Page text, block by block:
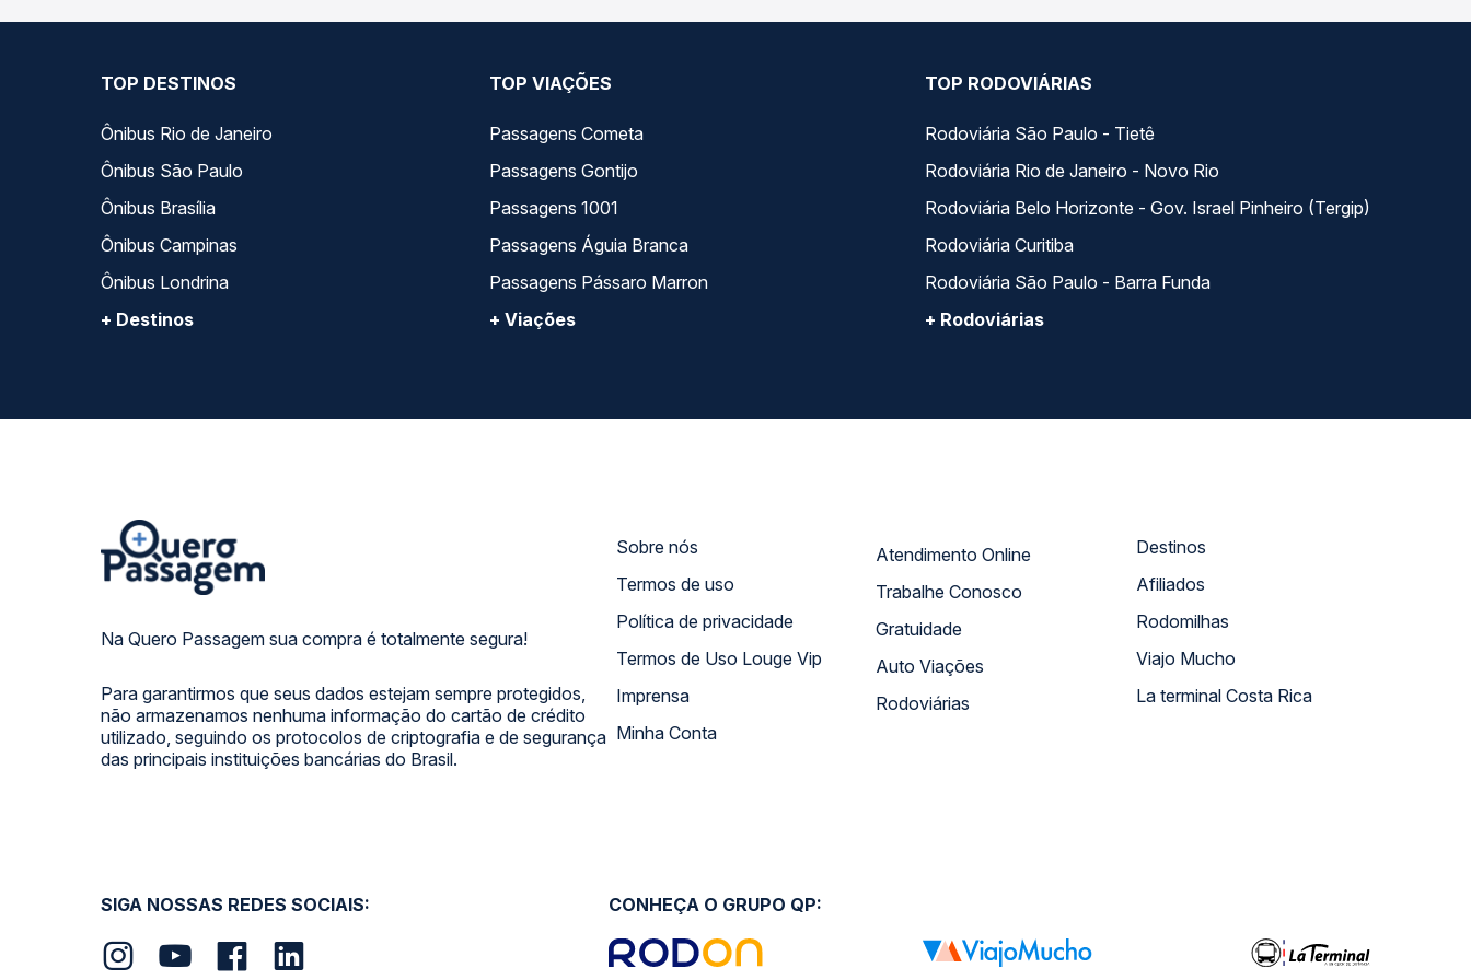
TOP DESTINOS
Ônibus Rio de Janeiro
Ônibus São Paulo
Ônibus Brasília
Ônibus Campinas
Ônibus Londrina
+ Destinos
TOP VIAÇÕES
Passagens Cometa
Passagens Gontijo
Passagens 1001
Passagens Águia Branca
Passagens Pássaro Marron
+ Viações
TOP RODOVIÁRIAS
Rodoviária São Paulo - Tietê
Rodoviária Rio de Janeiro - Novo Rio
Rodoviária Belo Horizonte - Gov. Israel Pinheiro (Tergip)
Rodoviária Curitiba
Rodoviária São Paulo - Barra Funda
+ Rodoviárias
Na Quero Passagem sua compra é totalmente segura!
Para garantirmos que seus dados estejam sempre protegidos,
não armazenamos nenhuma informação do cartão de crédito
utilizado, seguindo os protocolos de criptografia e de segurança
das principais instituições bancárias do Brasil.
Sobre nós
Termos de uso
Política de privacidade
Termos de Uso Louge Vip
Imprensa
Minha Conta
Atendimento Online
Trabalhe Conosco
Gratuidade
Auto Viações
Rodoviárias
Destinos
Afiliados
Rodomilhas
Viajo Mucho
La terminal Costa Rica
SIGA NOSSAS REDES SOCIAIS: CONHEÇA O GRUPO QP: